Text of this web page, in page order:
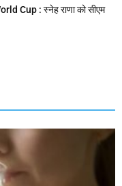
Cup : स्नेह राणा को सीएम